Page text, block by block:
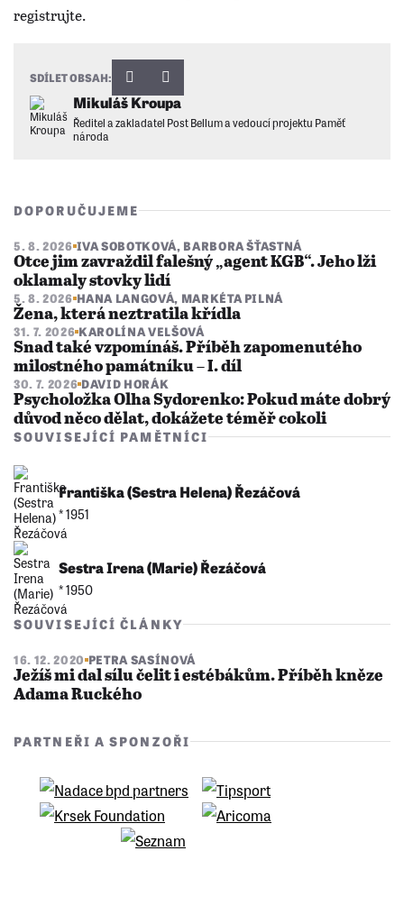
Mikuláš Kroupa
Ředitel a zakladatel Post Bellum a vedoucí projektu Paměť
národa
SDÍLET OBSAH:
DOPORUČUJEME
5. 8. 2026 IVA SOBOTKOVÁ, BARBORA ŠŤASTNÁ
Otce jim zavraždil falešný „agent KGB“. Jeho lži
oklamaly stovky lidí
5. 8. 2026 HANA LANGOVÁ, MARKÉTA PILNÁ
Žena, která neztratila křídla
31. 7. 2026 KAROLÍNA VELŠOVÁ
Snad také vzpomínáš. Příběh zapomenutého
milostného památníku – I. díl
30. 7. 2026 DAVID HORÁK
Psycholožka Olha Sydorenko: Pokud máte dobrý
důvod něco dělat, dokážete téměř cokoli
SOUVISEJÍCÍ PAMĚTNÍCI
Františka (Sestra Helena) Řezáčová
* 1951
Sestra Irena (Marie) Řezáčová
* 1950
SOUVISEJÍCÍ ČLÁNKY
16. 12. 2020 PETRA SASÍNOVÁ
Ježíš mi dal sílu čelit i estébákům. Příběh kněze
Adama Ruckého
PARTNEŘI A SPONZOŘI